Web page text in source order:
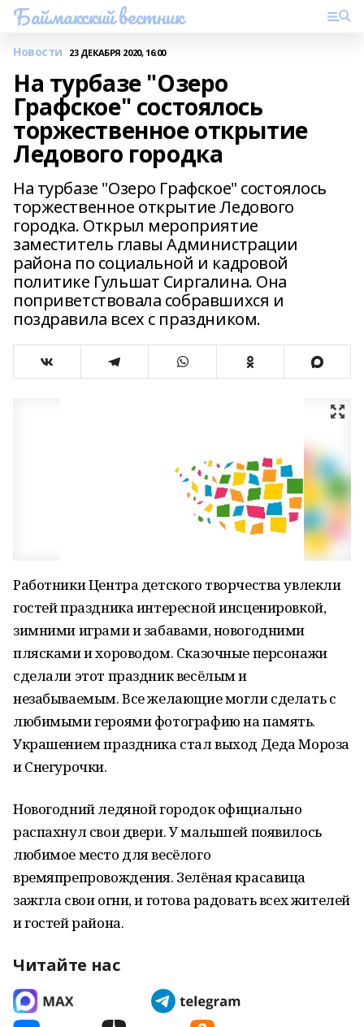
Баймакский вестник
Новости 23 ДЕКАБРЯ 2020, 16:00
На турбазе "Озеро
Графское" состоялось
торжественное открытие
Ледового городка
На турбазе "Озеро Графское" состоялось
торжественное открытие Ледового
городка. Открыл мероприятие
заместитель главы Администрации
района по социальной и кадровой
политике Гульшат Сиргалина. Она
поприветствовала собравшихся и
поздравила всех с праздником.
Работники Центра детского творчества увлекли
гостей праздника интересной инсценировкой,
зимними играми и забавами, новогодними
плясками и хороводом. Сказочные персонажи
сделали этот праздник весёлым и
незабываемым. Все желающие могли сделать с
любимыми героями фотографию на память.
Украшением праздника стал выход Деда Мороза
и Снегурочки.
Новогодний ледяной городок официально
распахнул свои двери. У малышей появилось
любимое место для весёлого
времяпрепровождения. Зелёная красавица
зажгла свои огни, и готова радовать всех жителей
и гостей района.
Читайте нас